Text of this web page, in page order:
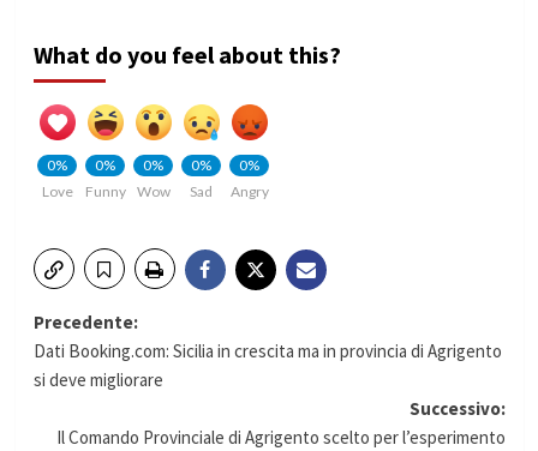
What do you feel about this?
0%
Love
0%
Funny
0%
Wow
0%
Sad
0%
Angry
Navigazione
articolo
Precedente:
Dati Booking.com: Sicilia in crescita ma in provincia di Agrigento
si deve migliorare
Successivo:
Il Comando Provinciale di Agrigento scelto per l’esperimento